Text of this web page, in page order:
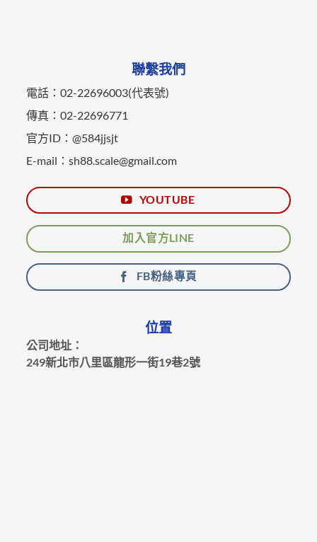
聯繫我們
電話：02-22696003(代表號)
傳真：02-22696771
官方ID：@584jjsjt
E-mail：sh88.scale@gmail.com
YOUTUBE
加入官方LINE
FB粉絲專頁
位置
公司地址：
249新北市八里區龍形一街19巷2號